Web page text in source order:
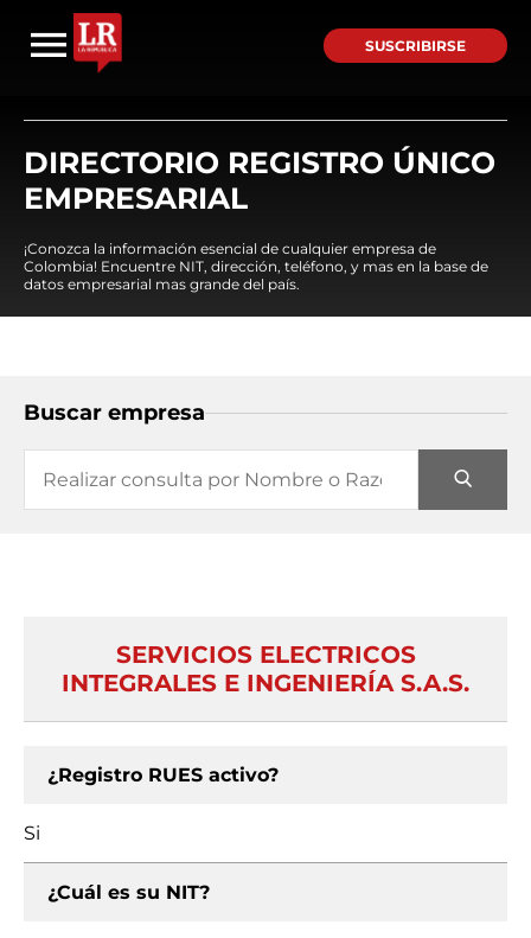
SUSCRIBIRSE
DIRECTORIO REGISTRO ÚNICO
EMPRESARIAL
¡Conozca la información esencial de cualquier empresa de
Colombia! Encuentre NIT, dirección, teléfono, y mas en la base de
datos empresarial mas grande del país.
Buscar empresa
SERVICIOS ELECTRICOS
INTEGRALES E INGENIERÍA S.A.S.
¿Registro RUES activo?
Si
¿Cuál es su NIT?